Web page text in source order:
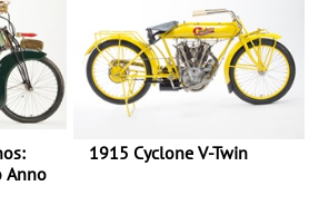
Anno
1915 Cyclone V-Twin